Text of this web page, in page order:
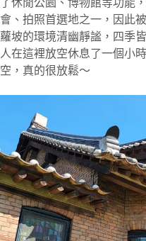
了休閒公園、博物館等功能
會、拍照首選地之一，因此
蘿坡的環境清幽靜謐，四季
人在這裡放空休息了一個小
空，真的很放鬆～